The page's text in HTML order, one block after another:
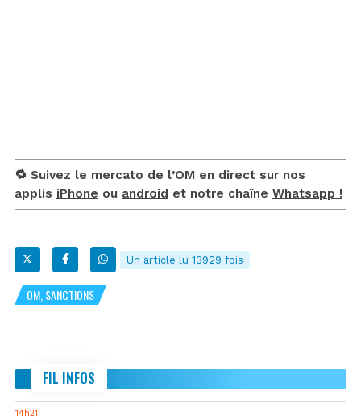
🔁 Suivez le mercato de l’OM en direct sur nos
applis iPhone ou android et notre chaîne Whatsapp !
Un article lu 13929 fois
OM, SANCTIONS
FIL INFOS
14h21